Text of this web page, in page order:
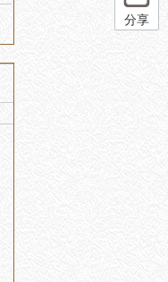
分享